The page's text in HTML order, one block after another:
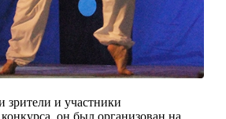
зрители и участники